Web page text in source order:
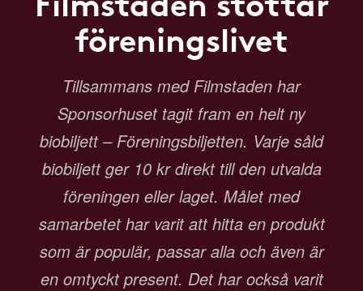
föreningslivet
Tillsammans med Filmstaden har
Sponsorhuset tagit fram en helt ny
biobiljett – Föreningsbiljetten. Varje såld
biobiljett ger 10 kr direkt till den utvalda
föreningen eller laget. Målet med
samarbetet har varit att hitta en produkt
som är populär, passar alla och även är
en omtyckt present. Det har också varit